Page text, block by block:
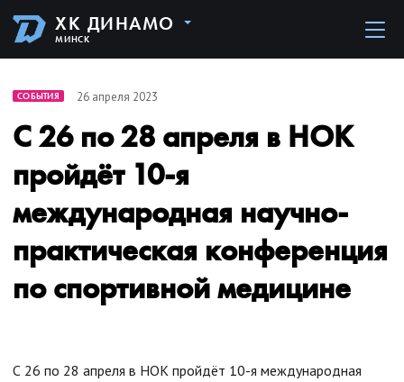
ХК ДИНАМО
МИНСК
СОБЫТИЯ 26 апреля 2023
С 26 по 28 апреля в НОК
пройдёт 10-я
международная научно-
практическая конференция
по спортивной медицине
С 26 по 28 апреля в НОК пройдёт 10-я международная